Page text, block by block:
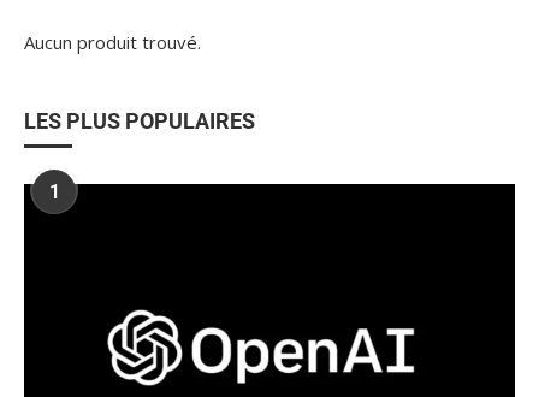
Aucun produit trouvé.
LES PLUS POPULAIRES
1